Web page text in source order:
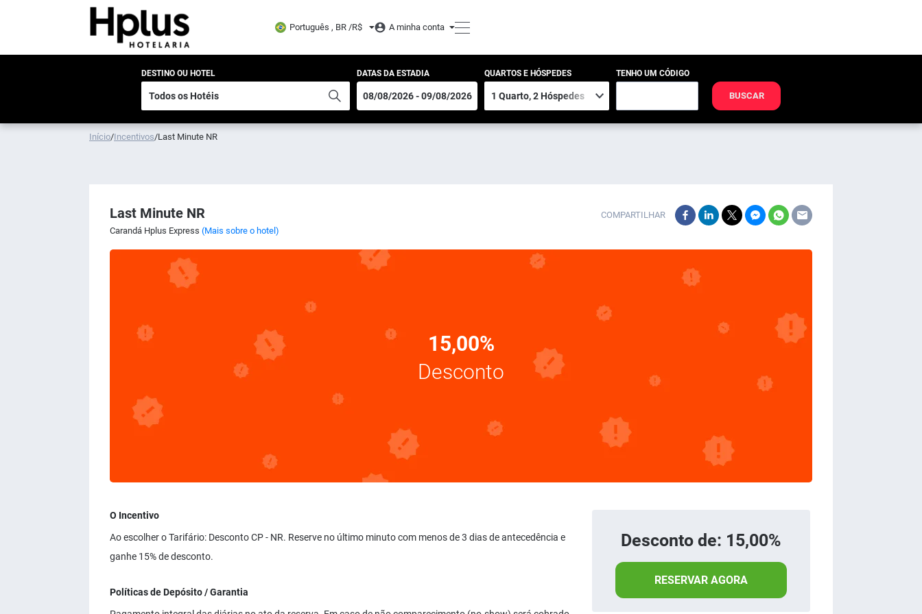
Português , BR /R$ A minha conta
DESTINO OU HOTEL DATAS DA ESTADIA QUARTOS E HÓSPEDES TENHO UM CÓDIGO
BUSCAR
Início/Incentivos/Last Minute NR
Last Minute NR
Carandá Hplus Express (Mais sobre o hotel)
COMPARTILHAR
15,00%
Desconto
O Incentivo
Ao escolher o Tarifário: Desconto CP - NR. Reserve no último minuto com menos de 3 dias de antecedência e
ganhe 15% de desconto.
Políticas de Depósito / Garantia
Desconto de: 15,00%
RESERVAR AGORA